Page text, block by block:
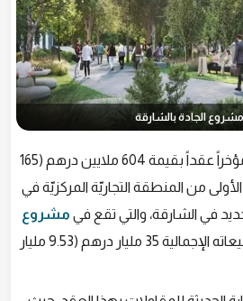
مشروع الجادة بالشارقة
أرست شركة أرادَ Arada مؤخراً عقداً بقيمة 604 ملايين درهم (165
الأولى من المنطقة التجاريّة المركزيّة في
في الشارقة، والتي تقع في مشروع
والذي تبلغ قيمة مبيعاته الإجمالية 35 مليار درهم (9.53 مليار